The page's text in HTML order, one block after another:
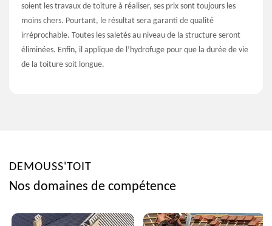
soient les travaux de toiture à réaliser, ses prix sont toujours les
moins chers. Pourtant, le résultat sera garanti de qualité
irréprochable. Toutes les saletés au niveau de la structure seront
éliminées. Enfin, il applique de l’hydrofuge pour que la durée de vie
de la toiture soit longue.
DEMOUSS'TOIT
Nos domaines de compétence